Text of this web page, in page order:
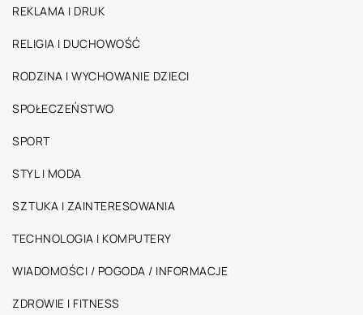
REKLAMA I DRUK
RELIGIA I DUCHOWOŚĆ
RODZINA I WYCHOWANIE DZIECI
SPOŁECZEŃSTWO
SPORT
STYL I MODA
SZTUKA I ZAINTERESOWANIA
TECHNOLOGIA I KOMPUTERY
WIADOMOŚCI / POGODA / INFORMACJE
ZDROWIE I FITNESS